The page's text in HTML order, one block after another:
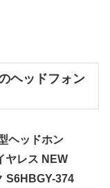
ヘッドフォン
ヘッドホン
ヤレス NEW
S6HBGY-374